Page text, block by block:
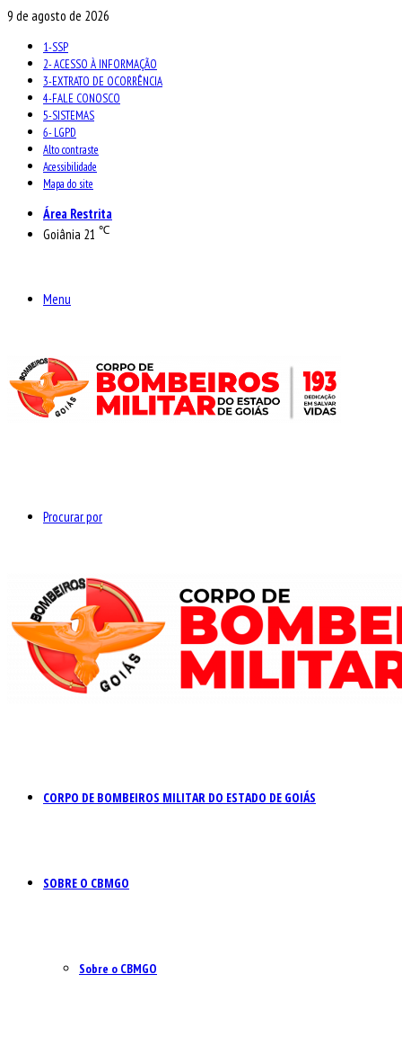
9 de agosto de 2026
1-SSP
2- ACESSO À INFORMAÇÃO
3-EXTRATO DE OCORRÊNCIA
4-FALE CONOSCO
5-SISTEMAS
6- LGPD
Alto contraste
Acessibilidade
Mapa do site
Área Restrita
Goiânia 21 ℃
Menu
Procurar por
CORPO DE BOMBEIROS MILITAR DO ESTADO DE GOIÁS
SOBRE O CBMGO
Sobre o CBMGO